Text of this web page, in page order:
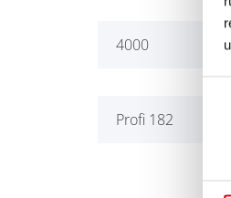
4000
Profi 182